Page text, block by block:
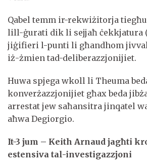
Qabel temm ir-rekwiżitorja
lill-ġurati dik li sejjaħ ċekkjatura
jiġifieri l-punti li għandhom
iż-żmien tad-deliberazzjonijiet.
Huwa spjega wkoll li Theuma
konverżazzjonijiet għax beda
arrestat jew saħansitra jinqatel
aħwa Degiorgio.
It-3 jum – Keith Arnaud jagħti
estensiva tal-investigazzjoni